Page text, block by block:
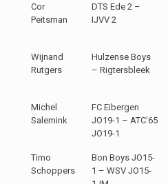
Cor
Peitsman
DTS Ede 2 –
IJVV 2
Wijnand
Rutgers
Hulzense Boys
– Rigtersbleek
Michel
Salemink
FC Eibergen
JO19-1 – ATC’65
JO19-1
Timo
Schoppers
Bon Boys JO15-
1 – WSV JO15-